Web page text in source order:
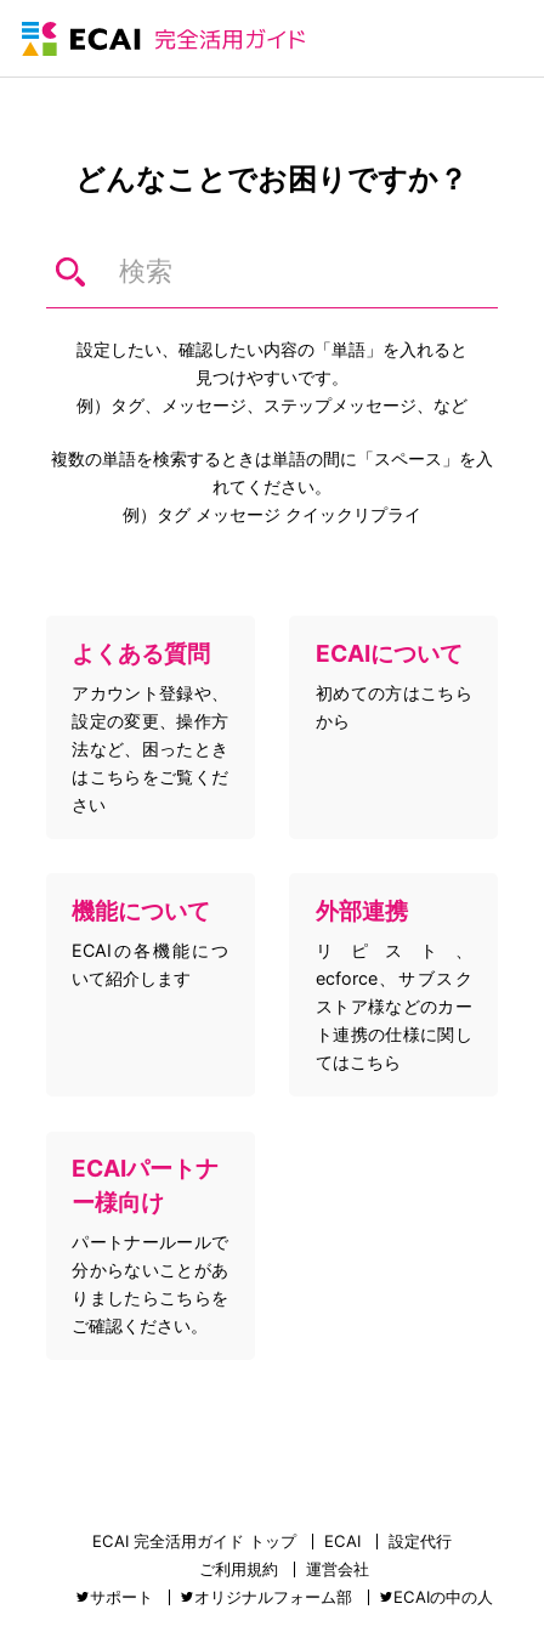
どんなことでお困りですか？
設定したい、確認したい内容の「単語」を入れると
見つけやすいです。
例）タグ、メッセージ、ステップメッセージ、など
複数の単語を検索するときは単語の間に「スペース」を入
れてください。
例）タグ メッセージ クイックリプライ
よくある質問
アカウント登録や、
設定の変更、操作方
法など、困ったとき
はこちらをご覧くだ
さい
ECAIについて
初めての方はこちら
から
機能について
ECAIの各機能につ
いて紹介します
外部連携
リピスト、
ecforce、サブスク
ストア様などのカー
ト連携の仕様に関し
てはこちら
ECAIパートナ
ー様向け
パートナールールで
分からないことがあ
りましたらこちらを
ご確認ください。
ECAI 完全活用ガイド トップ ECAI
設定代行
ご利用規約
運営会社
サポート
オリジナルフォーム部 ECAIの中の人